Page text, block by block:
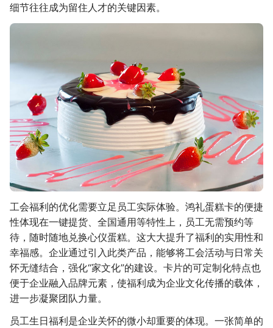
细节往往成为留住人才的关键因素。
工会福利的优化需要立足员工实际体验。鸿礼蛋糕卡的便捷
性体现在一键提货、全国通用等特性上，员工无需预约等
待，随时随地兑换心仪蛋糕。这大大提升了福利的实用性和
幸福感。企业通过引入此类产品，能够将工会活动与日常关
怀无缝结合，强化“家文化”的建设。卡片的可定制化特点也
便于企业融入品牌元素，使福利成为企业文化传播的载体，
进一步凝聚团队力量。
员工生日福利是企业关怀的微小却重要的体现。一张简单的